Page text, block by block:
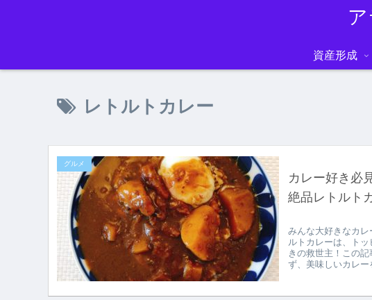
資産形成
レトルトカレー
グルメ
カレー好き必
絶品レトルト
みんな大好きなカ
ルトカレーは、ト
きの救世主！この
ず、美味しいカレー